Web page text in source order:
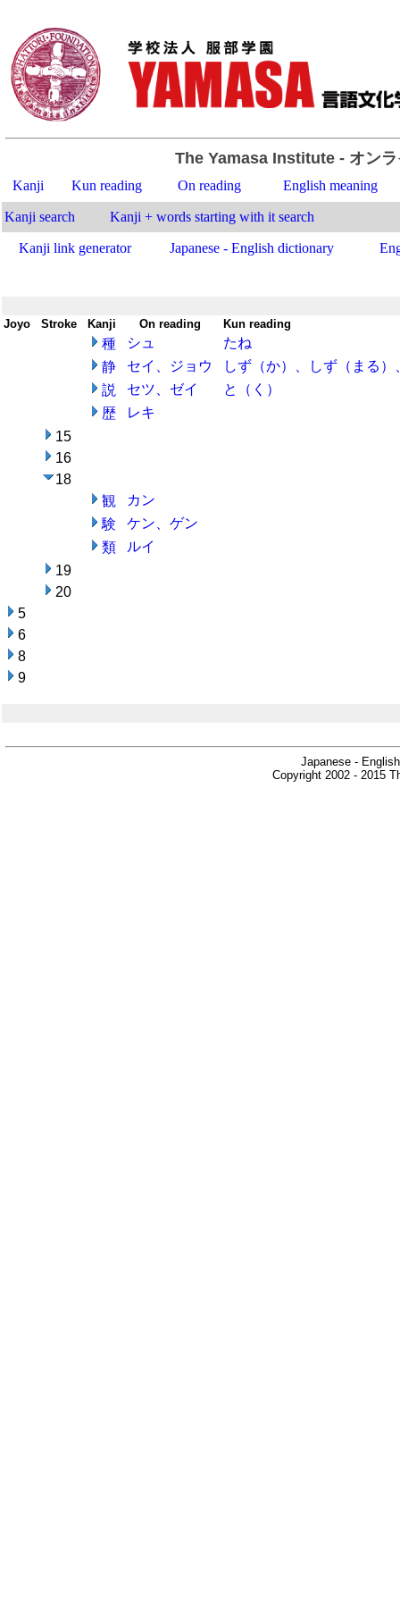
The Yamasa Institute- オンラ
Kanji Kun reading On reading English meaning
Kanji search Kanji + words starting with it search
Kanji link generator Japanese - English dictionary
Joyo Stroke Kanji On reading Kun reading
種 シュ
たね
静
セイ、ジョウ
しず（か）、しず（まる
説
セツ、ゼイ
と（く）
歴
レキ
15
16
18
観
カン
験
ケン、ゲン
類
ルイ
19
20
5
6
8
9
Japanese -
Copyright 2002 - 2015